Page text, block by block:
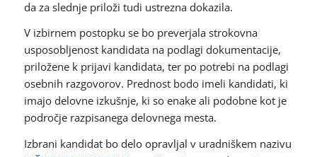
da za slednje priloži tudi ustrezna dokazila.
V izbirnem postopku se bo preverjala strokovna
usposobljenost kandidata na podlagi dokumentacije,
priložene k prijavi kandidata, ter po potrebi na podlagi
osebnih razgovorov. Prednost bodo imeli kandidati, ki
imajo delovne izkušnje, ki so enake ali podobne kot je
področje razpisanega delovnega mesta.
Izbrani kandidat bo delo opravljal v uradniškem nazivu